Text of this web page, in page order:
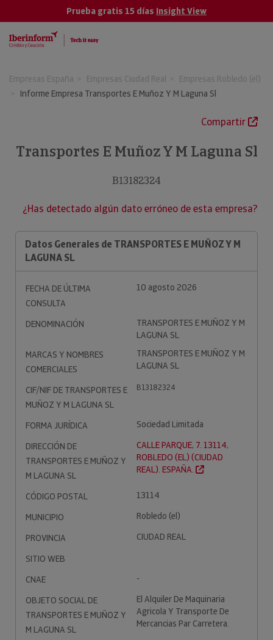
Prueba gratis 15 días Insight View
Empresas España Empresas Ciudad Real
Empresas Robledo (el)
Informe Empresa Transportes E Muñoz Y M Laguna Sl
Compartir
Transportes E Muñoz Y M Laguna Sl
B13182324
¿Has detectado algún dato erróneo de esta empresa?
Datos Generales de TRANSPORTES E MUÑOZ Y M
LAGUNA SL
FECHA DE ÚLTIMA
CONSULTA
10 agosto 2026
DENOMINACIÓN
TRANSPORTES E MUÑOZ Y M
LAGUNA SL
MARCAS Y NOMBRES
COMERCIALES
TRANSPORTES E MUÑOZ Y M
LAGUNA SL
CIF/NIF DE TRANSPORTES E
MUÑOZ Y M LAGUNA SL
B13182324
FORMA JURÍDICA
Sociedad Limitada
DIRECCIÓN DE
TRANSPORTES E MUÑOZ Y
M LAGUNA SL
CALLE PARQUE, 7. 13114,
ROBLEDO (EL) (CIUDAD
REAL). ESPAÑA.
CÓDIGO POSTAL
13114
MUNICIPIO
Robledo (el)
PROVINCIA
CIUDAD REAL
SITIO WEB
CNAE
-
OBJETO SOCIAL DE
TRANSPORTES E MUÑOZ Y
M LAGUNA SL
El Alquiler De Maquinaria
Agricola Y Transporte De
Mercancias Par Carretera.